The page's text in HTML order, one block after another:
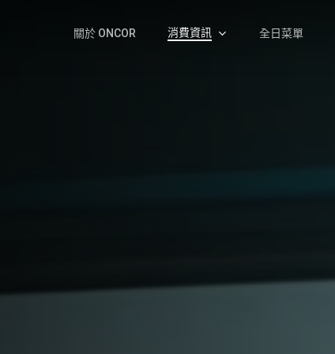
關於 ONCOR 消費資訊 全日菜單